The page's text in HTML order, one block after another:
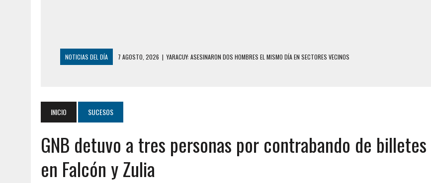
NOTICIAS DEL DÍA 7 AGOSTO, 2026 | YARACUY: ASESINARON DOS HOMBRES EL MISMO DÍA EN SECTORES VECINOS
6 AGOSTO, 2026 | CONMOCIÓN EN COLORADO POR ASESINATO DE UNA ADOLESCENTE VENEZOLANA EN REUNIÓN CON AMIGOS
5 AGOSTO, 2026
PRESUNTO BROTE PSICÓTICO POR FALTA DE TRATAMIENTO DESENCADENÓ TRAGEDIA FAMILIAR
5 AGOSTO, 2026 | HORROR EN BARINAS: UN HOMBRE INDUJO AL SUICIDIO A UNA ADOLESCENTE DE 13 AÑOS TRAS ABUSAR DE ELLA
3 AGOSTO, 2026
LA INCREÍBLE FORMA EN LA QUE SOBREVIVIÓ UN HOMBRE Y SU FAMILIA TRAS LOS TERREMOTOS: CAYERON DESDE EL PISO NUEVE DEL
INICIO SUCESOS
GNB detuvo a tres personas por contrabando de billetes
en Falcón y Zulia